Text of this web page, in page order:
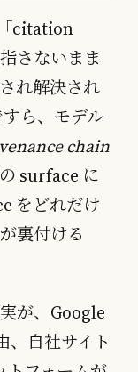
citation
さないまま
れ解決され
ら、モデル
chain
surface に
をどれだけ
裏付ける
が、Google
、自社サイト